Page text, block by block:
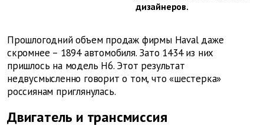
дизайнеров.
Прошлогодний объем продаж фирмы Haval даже
скромнее – 1894 автомобиля. Зато 1434 из них
пришлось на модель Н6. Этот результат
недвусмысленно говорит о том, что «шестерка»
россиянам приглянулась.
Двигатель и трансмиссия